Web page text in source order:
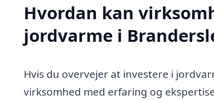
Hvordan kan
jordvarme i
Hvis du overvejer at investere i
virksomhed med erfaring og